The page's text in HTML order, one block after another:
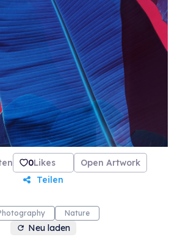
0Likes
Open Artwork
Teilen
Nature
Neu laden